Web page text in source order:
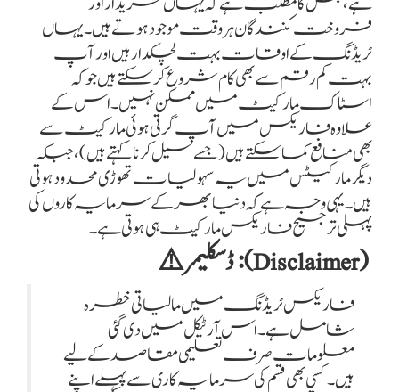
فروخت کنندگان ہر وقت موجود ہوتے ہیں۔ یہاں
ٹریڈنگ کے اوقات بہت لچکدار ہیں اور آپ
بہت کم رقم سے بھی کام شروع کر سکتے ہیں جو کہ
اسٹاک مارکیٹ میں ممکن نہیں۔ اس کے
علاوہ فاریکس میں آپ گرتی ہوئی مارکیٹ سے
بھی منافع کما سکتے ہیں (جسے سیل کرنا کہتے ہیں)، جبکہ
دیگر مارکیٹس میں یہ سہولیات تھوڑی محدود ہوتی
ہیں۔ یہی وجہ ہے کہ دنیا بھر کے سرمایہ کاروں کی
پہلی ترجیح فاریکس مارکیٹ ہی ہوتی ہے۔
(Disclaimer): ڈسکلیمر ⚠️
فاریکس ٹریڈنگ میں مالیاتی خطرہ
شامل ہے۔ اس آرٹیکل میں دی گئی
معلومات صرف تعلیمی مقاصد کے لیے
ہیں۔ کسی بھی قسم کی سرمایہ کاری سے پہلے اپنے